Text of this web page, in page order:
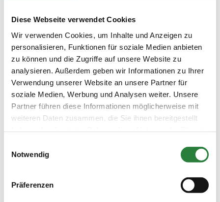
Diese Webseite verwendet Cookies
Wir verwenden Cookies, um Inhalte und Anzeigen zu
personalisieren, Funktionen für soziale Medien anbieten
zu können und die Zugriffe auf unsere Website zu
analysieren. Außerdem geben wir Informationen zu Ihrer
Verwendung unserer Website an unsere Partner für
soziale Medien, Werbung und Analysen weiter. Unsere
Partner führen diese Informationen möglicherweise mit
weiteren Daten zusammen, die Sie ihnen bereitgestellt
Notwendig
Präferenzen
Hufschmied: auf Abruf oder vor Ort
Technischer Deligierter: Karsten Humme
Geländeparcourschef: Nicole Dannemann
Beschaffenheit der Plätze:
Dressur: 20 x 40 m., Sand, Springen: ca. 40 x 80 m.,
Gras, Abreiten 20 x 40 m., Gras
So. vorm.: 3,4; nachm.: 5